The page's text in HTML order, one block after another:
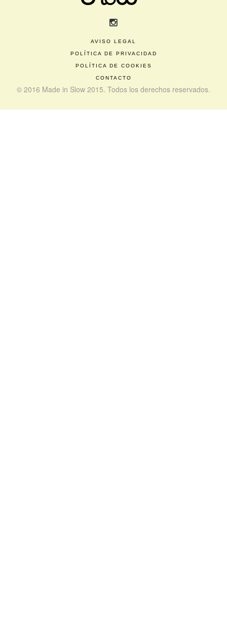
AVISO LEGAL
POLÍTICA DE PRIVACIDAD
POLÍTICA DE COOKIES
CONTACTO
© 2016 Made in Slow 2015. Todos los derechos reservados.